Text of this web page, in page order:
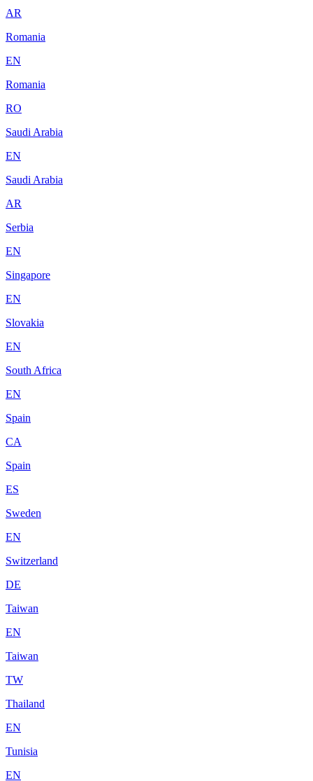
AR
Romania
EN
Romania
RO
Saudi Arabia
EN
Saudi Arabia
AR
Serbia
EN
Singapore
EN
Slovakia
EN
South Africa
EN
Spain
CA
Spain
ES
Sweden
EN
Switzerland
DE
Taiwan
EN
Taiwan
TW
Thailand
EN
Tunisia
EN